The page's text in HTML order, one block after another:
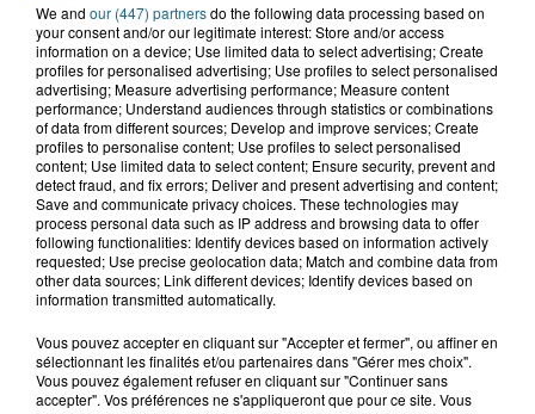
7h21
Samer : deux adolescents de 14 et 15
ans grièvement blessés dans un...
8 août 2026
Âgée de 54 ans, une femme se blesse
dans un accident de trottinette...
We and our (447) partnersdo the following data processing based on
your consent and/or our legitimate interest: Store and/or access
information on a device; Use limited data to select advertising; Create
profiles for personalised advertising; Use profiles to select personalised
advertising; Measure advertising performance; Measure content
performance; Understand audiences through statistics or combinations
of data from different sources; Develop and improve services; Create
profiles to personalise content; Use profiles to select personalised
content; Use limited data to select content; Ensure security, prevent and
detect fraud, and fix errors; Deliver and present advertising and content;
Save and communicate privacy choices. These technologies may
process personal data such as IP address and browsing data to offer
following functionalities: Identify devices based on information actively
requested; Use precise geolocation data; Match and combine data from
other data sources; Link different devices; Identify devices based on
information transmitted automatically.
Vous pouvez accepter en cliquant sur "Accepter et fermer", ou affiner en
sélectionnant les finalités et/ou partenaires dans "Gérer mes choix".
Vous pouvez également refuser en cliquant sur "Continuer sans
accepter". Vos préférences ne s'appliqueront que pour ce site. Vous